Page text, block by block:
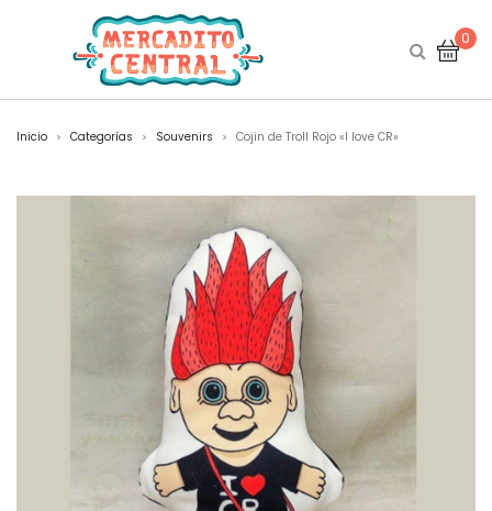
0
Inicio > Categorías > Souvenirs > Cojin de Troll Rojo «I love CR»